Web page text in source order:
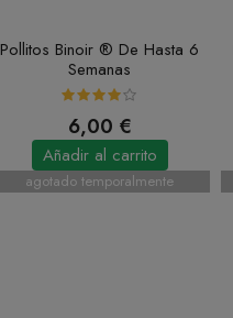
Pollitos Binoir ® De Hasta 6
Semanas
6,00 €
Añadir al carrito
agotado temporalmente